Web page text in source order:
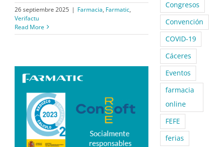
26 septiembre 2025 | Farmacia, Farmatic,
Verifactu
Read More
Congresos
Convención
COVID-19
Cáceres
Eventos
farmacia
online
FEFE
ferias